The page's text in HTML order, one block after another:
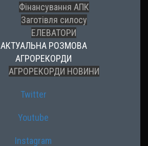
Фінансування АПК
Заготівля силосу
ЕЛЕВАТОРИ
АКТУАЛЬНА РОЗМОВА
АГРОРЕКОРДИ
АГРОРЕКОРДИ НОВИНИ
Twitter
Youtube
Instagram